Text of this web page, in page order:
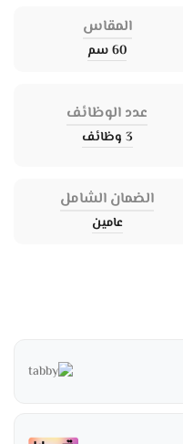
المقاس
60 سم
عدد الوظائف
3 وظائف
الضمان الشامل
عامين